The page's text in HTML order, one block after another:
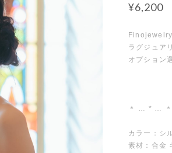
¥6,200
Finojewelry
ラグジュア
オプション
＊ … * …
カラー：シ
素材：合金